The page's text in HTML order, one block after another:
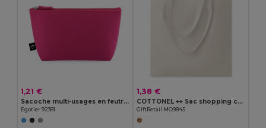
1,21 €
Sacoche multi-usages en feutrine recyclée (100% rPET)
Egotier 92381
1,38 €
COTTONEL ++ Sac shopping coton 180gr/m²
GiftRetail MO9845